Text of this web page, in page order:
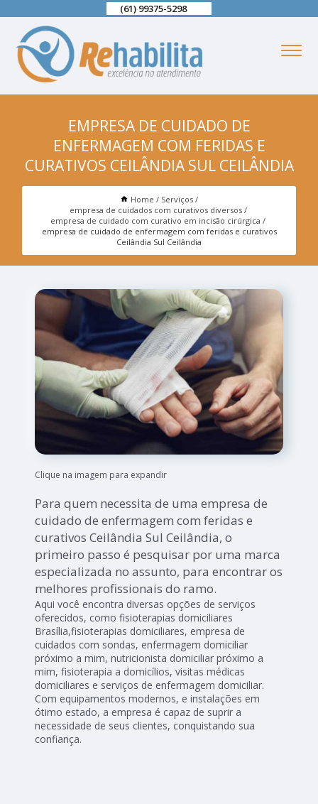
(61) 99375-5298
EMPRESA DE CUIDADO DE
ENFERMAGEM COM FERIDAS E
CURATIVOS CEILÂNDIA SUL CEILÂNDIA
Home
Serviços
empresa de cuidados com curativos diversos
empresa de cuidado com curativo em incisão cirúrgica
empresa de cuidado de enfermagem com feridas e curativos
Ceilândia Sul Ceilândia
Clique na imagem para expandir
Para quem necessita de uma empresa de
cuidado de enfermagem com feridas e
curativos Ceilândia Sul Ceilândia, o
primeiro passo é pesquisar por uma marca
especializada no assunto, para encontrar os
melhores profissionais do ramo.
Aqui você encontra diversas opções de serviços
oferecidos, como fisioterapias domiciliares
Brasília,fisioterapias domiciliares, empresa de
cuidados com sondas, enfermagem domiciliar
próximo a mim, nutricionista domiciliar próximo a
mim, fisioterapia a domicílios, visitas médicas
domiciliares e serviços de enfermagem domiciliar.
Com equipamentos modernos, e instalações em
ótimo estado, a empresa é capaz de suprir a
necessidade de seus clientes, conquistando sua
confiança.